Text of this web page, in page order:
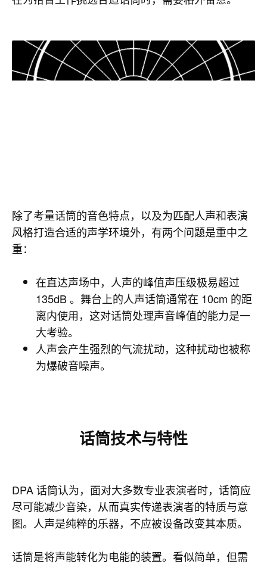
除了考量话筒的音色特点，以及为匹配人声和表演
风格打造合适的声学环境外，有两个问题是重中之
重：
在直达声场中，人声的峰值声压级极易超过
135dB 。舞台上的人声话筒通常在 10cm 的距
离内使用，这对话筒处理声音峰值的能力是一
大考验。
人声会产生强烈的气流扰动，这种扰动也被称
为爆破音噪声。
话筒技术与特性
DPA 话筒认为，面对大多数专业表演者时，话筒应
尽可能减少音染，从而真实传递表演者的特质与意
图。人声是纯粹的乐器，不应被设备改变其本质。
话筒是将声能转化为电能的装置。看似简单，但需